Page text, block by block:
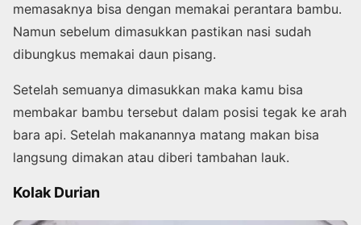
memasaknya bisa dengan memakai perantara bambu.
Namun sebelum dimasukkan pastikan nasi sudah
dibungkus memakai daun pisang.
Setelah semuanya dimasukkan maka kamu bisa
membakar bambu tersebut dalam posisi tegak ke arah
bara api. Setelah makanannya matang makan bisa
langsung dimakan atau diberi tambahan lauk.
Kolak Durian